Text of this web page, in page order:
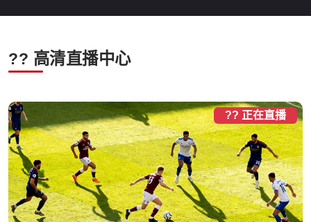
?? 高清直播中心
?? 正在直播